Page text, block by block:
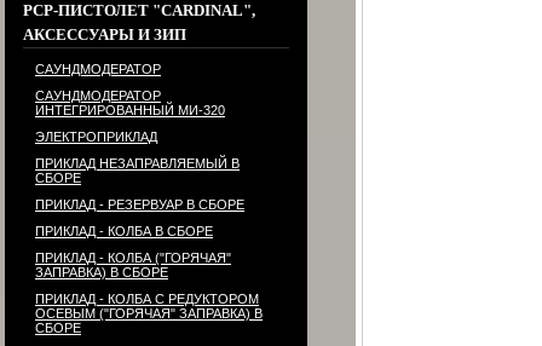
PCP-ПИСТОЛЕТ "CARDINAL",
АКСЕССУАРЫ И ЗИП
САУНДМОДЕРАТОР
САУНДМОДЕРАТОР
ИНТЕГРИРОВАННЫЙ МИ-320
ЭЛЕКТРОПРИКЛАД
ПРИКЛАД НЕЗАПРАВЛЯЕМЫЙ В
СБОРЕ
ПРИКЛАД - РЕЗЕРВУАР В СБОРЕ
ПРИКЛАД - КОЛБА В СБОРЕ
ПРИКЛАД - КОЛБА ("ГОРЯЧАЯ"
ЗАПРАВКА) В СБОРЕ
ПРИКЛАД - КОЛБА С РЕДУКТОРОМ
ОСЕВЫМ ("ГОРЯЧАЯ" ЗАПРАВКА) В
СБОРЕ